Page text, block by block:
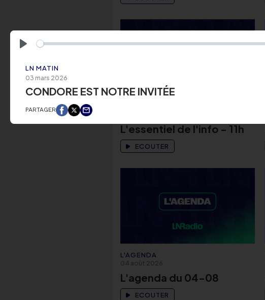
L'essentiel de l'info - 11h
ECOUTER
L'AGENDA
04 août 2026
L'agenda du 04-08
ECOUTER
LN MATIN
03 mars 2026
CONDORE EST NOTRE INVITÉE
PARTAGER